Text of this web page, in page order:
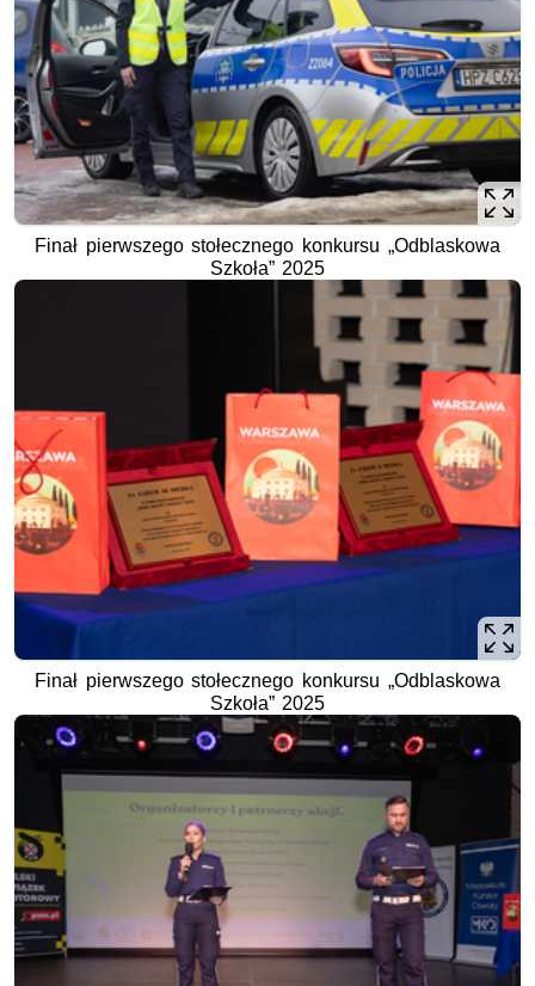
Finał pierwszego stołecznego konkursu „Odblaskowa
Szkoła” 2025
Finał pierwszego stołecznego konkursu „Odblaskowa
Szkoła” 2025